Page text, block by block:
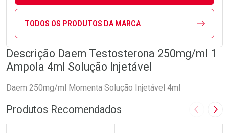
TODOS OS PRODUTOS DA MARCA
Descrição Daem Testosterona 250mg/ml 1
Ampola 4ml Solução Injetável
Daem 250mg/ml Momenta Solução Injetável 4ml
Produtos Recomendados Imagem